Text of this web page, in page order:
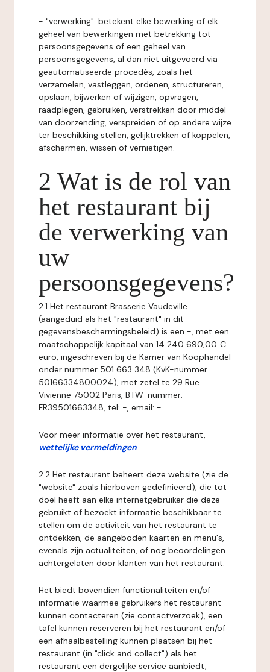
- "verwerking": betekent elke bewerking of elk
geheel van bewerkingen met betrekking tot
persoonsgegevens of een geheel van
persoonsgegevens, al dan niet uitgevoerd via
geautomatiseerde procedés, zoals het
verzamelen, vastleggen, ordenen, structureren,
opslaan, bijwerken of wijzigen, opvragen,
raadplegen, gebruiken, verstrekken door middel
van doorzending, verspreiden of op andere wijze
ter beschikking stellen, gelijktrekken of koppelen,
afschermen, wissen of vernietigen.
2 Wat is de rol van
het restaurant bij
de verwerking van
uw
persoonsgegevens?
2.1 Het restaurant Brasserie Vaudeville
(aangeduid als het "restaurant" in dit
gegevensbeschermingsbeleid) is een -, met een
maatschappelijk kapitaal van 14 240 690,00 €
euro, ingeschreven bij de Kamer van Koophandel
onder nummer 501 663 348 (KvK-nummer
50166334800024), met zetel te 29 Rue
Vivienne 75002 Paris, BTW-nummer:
FR39501663348, tel: -, email: -.
Voor meer informatie over het restaurant,
wettelijke vermeldingen .
2.2 Het restaurant beheert deze website (zie de
"website" zoals hierboven gedefinieerd), die tot
doel heeft aan elke internetgebruiker die deze
gebruikt of bezoekt informatie beschikbaar te
stellen om de activiteit van het restaurant te
ontdekken, de aangeboden kaarten en menu's,
evenals zijn actualiteiten, of nog beoordelingen
achtergelaten door klanten van het restaurant.
Het biedt bovendien functionaliteiten en/of
informatie waarmee gebruikers het restaurant
kunnen contacteren (zie contactverzoek), een
tafel kunnen reserveren bij het restaurant en/of
een afhaalbestelling kunnen plaatsen bij het
restaurant (in "click and collect") als het
restaurant een dergelijke service aanbiedt,